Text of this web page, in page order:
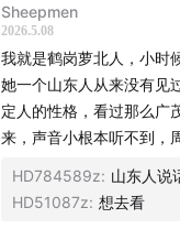
自己能控制的事太少。
“农民”更像是一种产业工人
中国是全球第一大的大豆
斯不到1%。
「✅收割开彩票」
大豆的优点是干燥，如果
农业是个偏保守的行业，
Sheepmen
2026.5.08
我就是鹤岗萝北人，小时
她一个山东人从来没有见
定人的性格，看过那么广
来，声音小根本听不到，
HD784589z: 山东人说
HD51087z: 想去看